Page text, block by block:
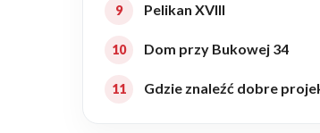
Ogrody
KALKULATOR BUDOWY
Pelikan XVIII
Dom przy Bukowej 34
Gdzie znaleźć dobre